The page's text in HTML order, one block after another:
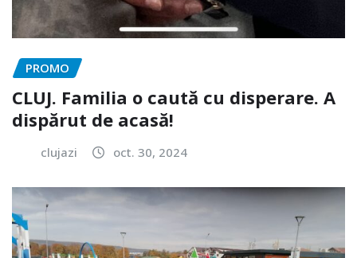
PROMO
CLUJ. Familia o caută cu disperare. A
dispărut de acasă!
clujazi oct. 30, 2024